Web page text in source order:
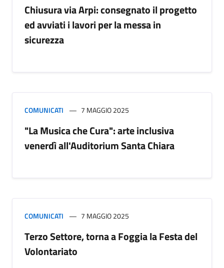
Chiusura via Arpi: consegnato il progetto
ed avviati i lavori per la messa in
sicurezza
COMUNICATI 7 MAGGIO 2025
"La Musica che Cura": arte inclusiva
venerdì all'Auditorium Santa Chiara
COMUNICATI 7 MAGGIO 2025
Terzo Settore, torna a Foggia la Festa del
Volontariato